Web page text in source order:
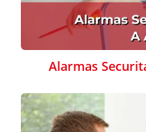
Alarmas